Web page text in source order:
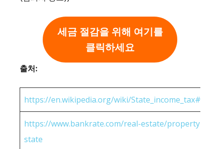
세금 절감을 위해 여기를
클릭하세요
출처:
https://en.wikipedia.org/wiki/
https://www.bankrate.com/real-estate/property-
state